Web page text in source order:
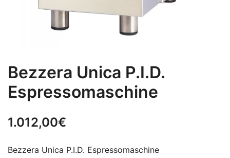
Bezzera Unica P.I.D.
Espressomaschine
1.012,00€
Bezzera Unica P.I.D. Espressomaschine